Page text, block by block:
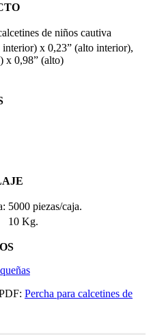
de niños cautiva
interior) x 0,23” (alto interior),
x 0,98” (alto)
5000 piezas/caja.
10 Kg.
Percha para calcetines de